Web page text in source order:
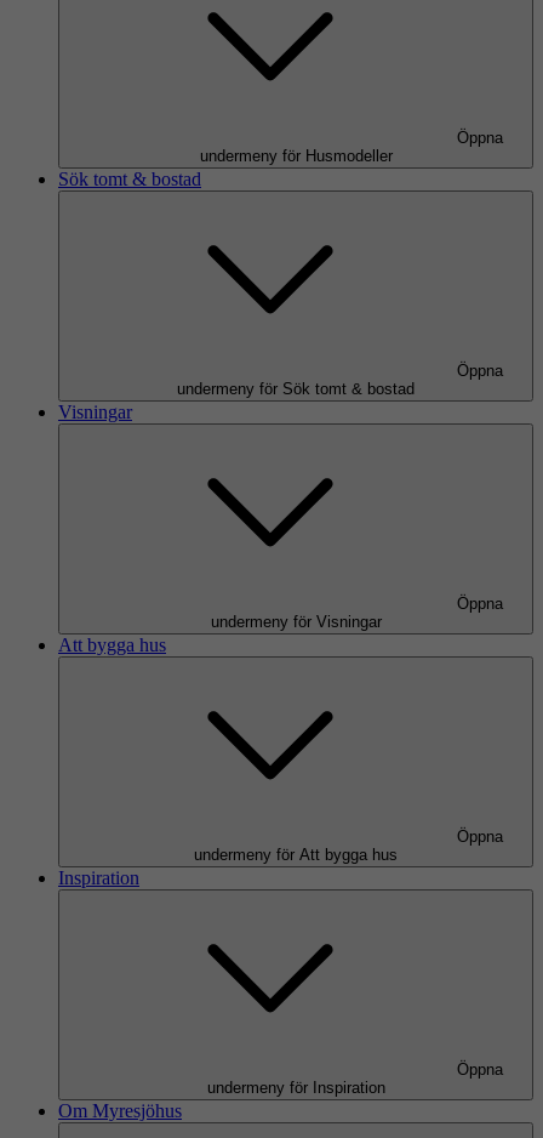
Öppna
undermeny för Husmodeller
Sök tomt & bostad
Öppna
undermeny för Sök tomt & bostad
Visningar
Öppna
undermeny för Visningar
Att bygga hus
Öppna
undermeny för Att bygga hus
Inspiration
Öppna
undermeny för Inspiration
Om Myresjöhus